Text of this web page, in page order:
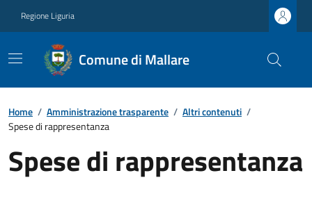
Regione Liguria
Comune di Mallare
Home / Amministrazione trasparente / Altri contenuti /
Spese di rappresentanza
Spese di rappresentanza